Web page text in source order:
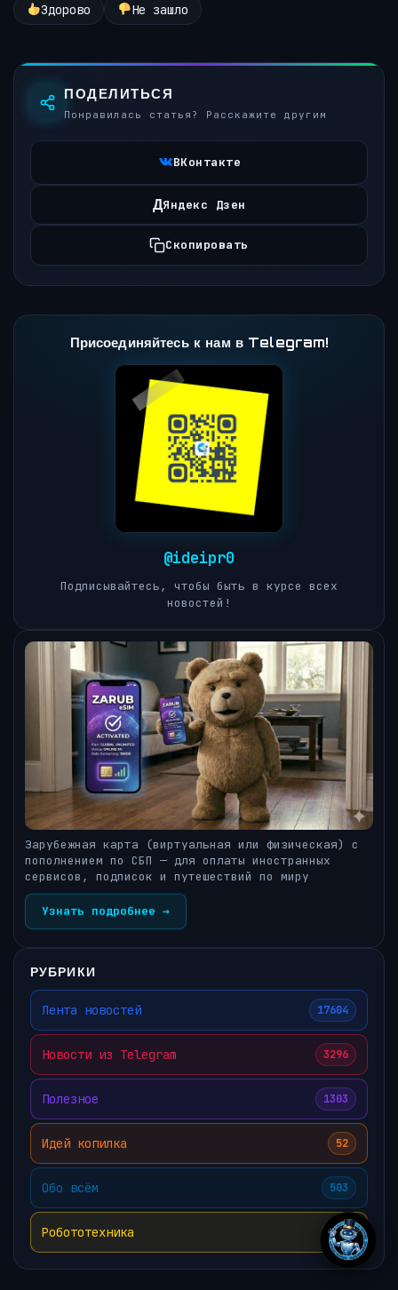
Здорово Не зашло
ПОДЕЛИТЬСЯ
Понравилась статья? Расскажите другим
ВКонтакте
ДЯндекс Дзен
Скопировать
Присоединяйтесь к нам в Telegram!
@ideipr0
Подписывайтесь, чтобы быть в курсе всех
новостей!
Зарубежная карта (виртуальная или физическая) с
пополнением по СБП — для оплаты иностранных
сервисов, подписок и путешествий по миру
Узнать подробнее →
РУБРИКИ
Лента новостей 17604
Новости из Telegram 3296
Полезное 1303
Идей копилка 52
Обо всём 503
Робототехника 819